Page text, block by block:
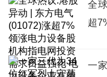
全
超
求
长周
一